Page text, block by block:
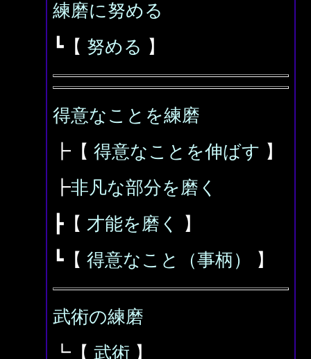
練磨に努める
┗【 努める 】
得意なことを練磨
┣【 得意なことを伸ばす 】
┣非凡な部分を磨く
┣【 才能を磨く
】
┗【 得意なこと（事柄） 】
武術の練磨
┗【 武術 】